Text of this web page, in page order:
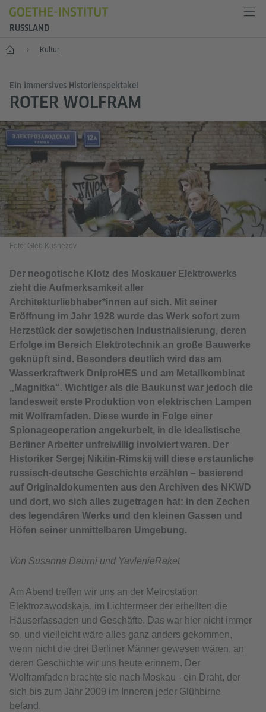
RUSSLAND
Start Kultur
Ein immersives Historienspektakel
ROTER WOLFRAM
Foto: Gleb Kusnezov
Der neogotische Klotz des Moskauer Elektrowerks
zieht die Aufmerksamkeit aller
Architekturliebhaber*innen auf sich. Mit seiner
Eröffnung im Jahr 1928 wurde das Werk sofort zum
Herzstück der sowjetischen Industrialisierung, deren
Erfolge im Bereich Elektrotechnik an große Bauwerke
geknüpft sind. Besonders deutlich wird das am
Wasserkraftwerk DniproHES und am Metallkombinat
„Magnitka“. Wichtiger als die Baukunst war jedoch die
landesweit erste Produktion von elektrischen Lampen
mit Wolframfaden. Diese wurde in Folge einer
Spionageoperation angekurbelt, in die idealistische
Berliner Arbeiter unfreiwillig involviert waren. Der
Historiker Sergej Nikitin-Rimskij will diese erstaunliche
russisch-deutsche Geschichte erzählen – basierend
auf Originaldokumenten aus den Archiven des NKWD
und dort, wo sich alles zugetragen hat: in den Zechen
des legendären Werks und den kleinen Gassen und
Höfen seiner unmittelbaren Umgebung.
Von Susanna Daurni und YavlenieRaket
Am Abend treffen wir uns an der Metrostation
Elektrozawodskaja, im Lichtermeer der erhellten die
Häuserfassaden und Geschäfte. Das war hier nicht immer
so, und vielleicht wäre alles ganz anders gekommen,
wenn nicht die drei Berliner Männer gewesen wären, an
deren Geschichte wir uns heute erinnern. Der
Wolframfaden brachte sie nach Moskau - ein Draht, der
sich bis zum Jahr 2009 im Inneren jeder Glühbirne
befand.